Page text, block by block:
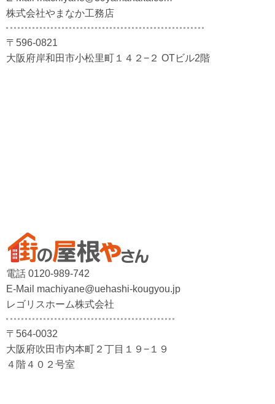
株式会社やまなか工務店
〒596-0821
大阪府岸和田市小松里町１４２−２ OTビル2階
電話 0120-989-742
E-Mail machiyane@uehashi-kougyou.jp
レゴリスホーム株式会社
〒564-0032
大阪府吹田市内本町２丁目１９−１９
４階４０２号室